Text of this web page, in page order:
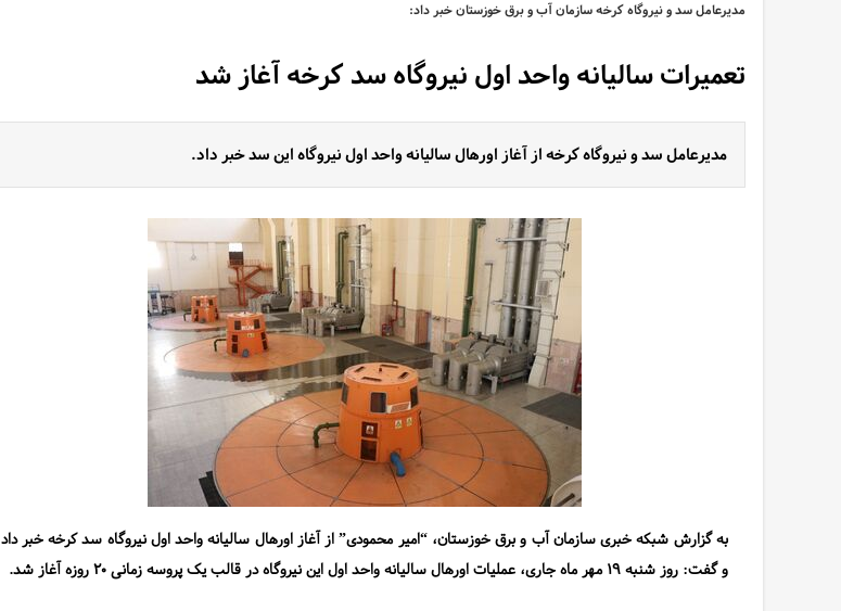
مدیرعامل سد و نیروگاه کرخه سازمان آب و برق خوزستان خبر داد:
تعمیرات سالیانه واحد اول نیروگاه سد کرخه آغاز شد
مدیرعامل سد و نیروگاه کرخه از آغاز اورهال سالیانه واحد اول نیروگاه این سد خبر داد.
به گزارش شبکه خبری سازمان آب و برق خوزستان، “امیر محمودی” از آغاز اورهال سالیانه واحد اول نیروگاه سد کرخه خبر داد
و گفت: روز شنبه ۱۹ مهر ماه جاری، عملیات اورهال سالیانه واحد اول این نیروگاه در قالب یک پروسه زمانی ۲۰ روزه آغاز
شد.